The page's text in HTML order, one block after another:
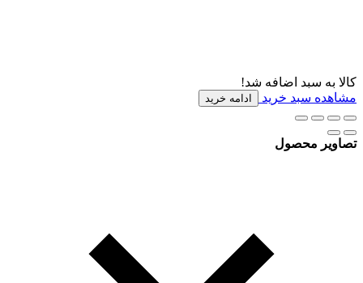
کالا به سبد اضافه شد!
مشاهده سبد خرید
ادامه خرید
تصاویر محصول